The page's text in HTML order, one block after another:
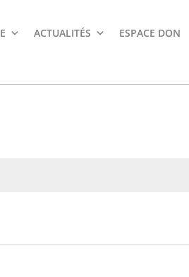
ACTUALITÉS ESPACE DON